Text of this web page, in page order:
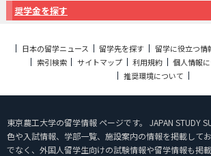
奨学金を探す
日本の留学ニュース 留学先を探す 留学に役立つ情
索引検索
サイトマップ 利用規約
個人情報
推奨環境について
東京農工大学の留学情報 ページです。 JAPAN STUDY
色や入試情報、学部一覧、施設案内の情報を掲載して
でなく、外国人留学生向けの試験情報や留学情報も掲